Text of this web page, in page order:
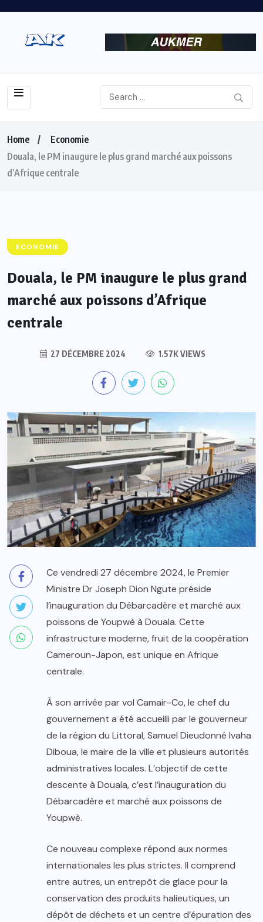
Home
Economie
Douala, le PM inaugure le plus grand marché aux poissons
d’Afrique centrale
ECONOMIE
Douala, le PM inaugure le plus grand
marché aux poissons d’Afrique
centrale
27 DÉCEMBRE 2024 1.57K VIEWS
Ce vendredi 27 décembre 2024, le Premier
Ministre Dr Joseph Dion Ngute préside
l’inauguration du Débarcadère et marché aux
poissons de Youpwè à Douala. Cette
infrastructure moderne, fruit de la coopération
Cameroun-Japon, est unique en Afrique
centrale.
À son arrivée par vol Camair-Co, le chef du
gouvernement a été accueilli par le gouverneur
de la région du Littoral, Samuel Dieudonné Ivaha
Diboua, le maire de la ville et plusieurs autorités
administratives locales. L’objectif de cette
descente à Douala, c’est l’inauguration du
Débarcadère et marché aux poissons de
Youpwè.
Ce nouveau complexe répond aux normes
internationales les plus strictes. Il comprend
entre autres, un entrepôt de glace pour la
conservation des produits halieutiques, un
dépôt de déchets et un centre d’épuration des